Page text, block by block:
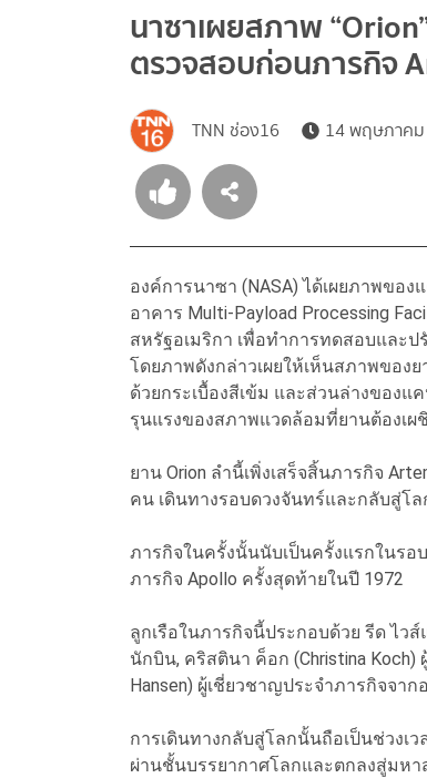
นาซาเผยสภาพ
ตรวจสอบก่อนภารกิจ
TNN ช่อง16 14 พฤษภาคม
องค์การนาซา (NASA) ได้เผยภาพขอ
อาคาร Multi-Payload Processing
สหรัฐอเมริกา เพื่อทำการทดสอบและ
โดยภาพดังกล่าวเผยให้เห็นสภาพของ
ด้วยกระเบื้องสีเข้ม และส่วนล่างของแ
รุนแรงของสภาพแวดล้อมที่ยานต้องเผ
ยาน Orion ลำนี้เพิ่งเสร็จสิ้นภารกิจ
คน เดินทางรอบดวงจันทร์และกลับสู่โล
ภารกิจในครั้งนั้นนับเป็นครั้งแรกในรอ
ภารกิจ Apollo ครั้งสุดท้ายในปี 1972
ลูกเรือในภารกิจนี้ประกอบด้วย รีด ไวส์
นักบิน, คริสตินา ค็อก (Christina Koch)
Hansen) ผู้เชี่ยวชาญประจำภารกิจจา
การเดินทางกลับสู่โลกนั้นถือเป็นช่วงเ
ผ่านชั้นบรรยากาศโลกและตกลงสู่มห